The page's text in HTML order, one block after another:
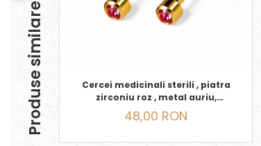
Produse similare
Cercei medicinali sterili , piatra
zirconiu roz , metal auriu,
OCTOMBRIE
48,00 RON